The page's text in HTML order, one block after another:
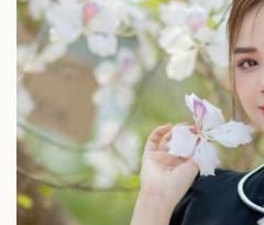
Làm đẹp - giảm cân
Phòng mạch online
Ăn sạch sống khỏe